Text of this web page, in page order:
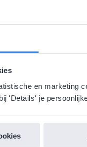
en marketing
'Details' je